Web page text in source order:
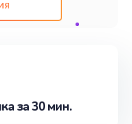
- предоставить
записаться на
за 30 мин.